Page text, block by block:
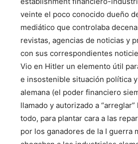
veinte el poco conocido dueño
mediático que controlaba
revistas, agencias de noticias y
con sus correspondientes
Vio en Hitler un elemento útil
e insostenible situación política
alemana (el poder financiero
llamado y autorizado a
todo, para plantar cara a las
por los ganadores de la I guerra